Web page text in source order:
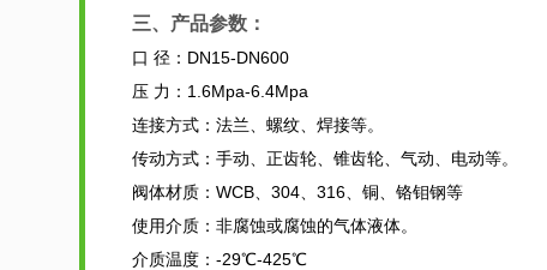
三、 产品参数：
口 径：DN15-DN600
压 力：1.6Mpa-6.4Mpa
连接方式：法兰、螺纹、焊接等。
传动方式：手动、正齿轮、锥齿轮、气动、电动等。
阀体材质：WCB、304、316、铜、铬钼钢等
使用介质：非腐蚀或腐蚀的气体液体。
介质温度：-29℃-425℃